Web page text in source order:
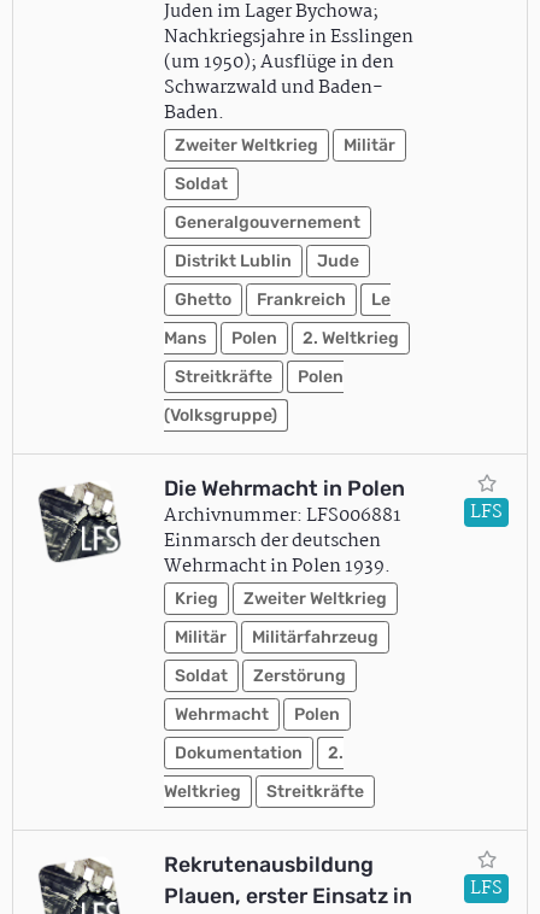
Juden im Lager Bychowa;
Nachkriegsjahre in Esslingen
(um 1950); Ausflüge in den
Schwarzwald und Baden-
Baden.
Zweiter Weltkrieg
Militär
Soldat
Generalgouvernement
Distrikt Lublin
Jude
Ghetto
Frankreich
Le
Mans
Polen
2. Weltkrieg
Streitkräfte
Polen
(Volksgruppe)
Die Wehrmacht in Polen
Archivnummer: LFS006881
Einmarsch der deutschen
Wehrmacht in Polen 1939.
Krieg
Zweiter Weltkrieg
Militär
Militärfahrzeug
Soldat
Zerstörung
Wehrmacht
Polen
Dokumentation
2.
Weltkrieg
Streitkräfte
LFS
Rekrutenausbildung
Plauen, erster Einsatz in
LFS